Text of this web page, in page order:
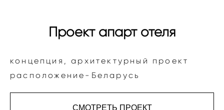
Проект апарт отеля
концепция, архитектурный проект
расположение-Беларусь
СМОТРЕТЬ ПРОЕКТ